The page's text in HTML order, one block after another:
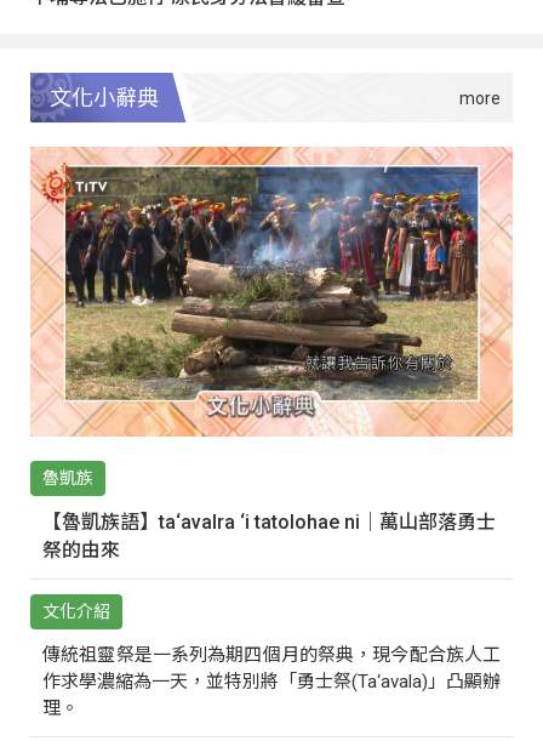
文化小辭典
魯凱族
【魯凱族語】ta‘avalra ‘i tatolohae ni｜萬山部落勇士
祭的由來
文化介紹
傳統祖靈祭是一系列為期四個月的祭典，現今配合族人工
作求學濃縮為一天，並特別將「勇士祭(Ta‘avala)」凸顯辦
理。